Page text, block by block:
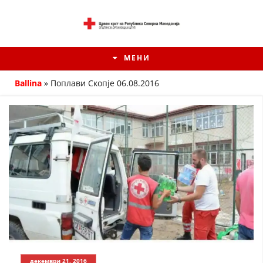
МЕНИ
ИСТОРИЈАТ НА ЦКРМ
ИСТОРИЈАТ НА ДВИЖЕЊЕТО
Ballina » Поплави Скопје 06.08.2016
декември 21, 2016